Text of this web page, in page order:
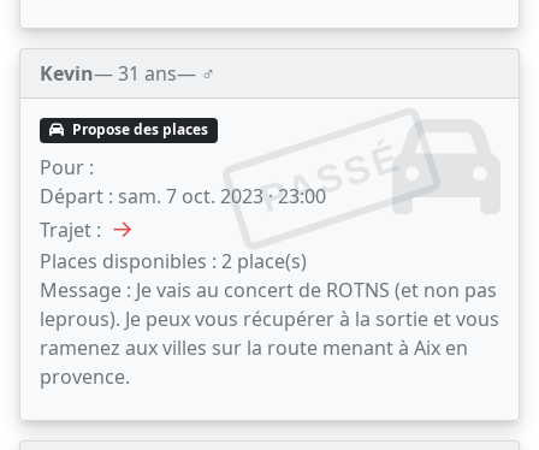
Kevin— 31 ans— ♂️
PASSÉ
Propose des places
Pour :
Départ : sam. 7 oct. 2023 · 23:00
Trajet : →
Places disponibles : 2 place(s)
Message : Je vais au concert de ROTNS (et non pas
leprous). Je peux vous récupérer à la sortie et vous
ramenez aux villes sur la route menant à Aix en
provence.